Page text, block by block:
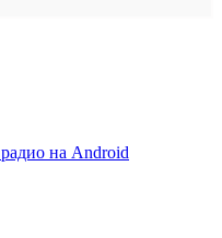
на Android